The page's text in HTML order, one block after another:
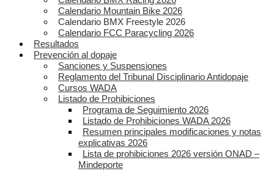
Calendario Mountain Bike 2026
Calendario BMX Freestyle 2026
Calendario FCC Paracycling 2026
Resultados
Prevención al dopaje
Sanciones y Suspensiones
Reglamento del Tribunal Disciplinario Antidopaje
Cursos WADA
Listado de Prohibiciones
Programa de Seguimiento 2026
Listado de Prohibiciones WADA 2026
Resumen principales modificaciones y notas
explicativas 2026
Lista de prohibiciones 2026 versión ONAD –
Mindeporte